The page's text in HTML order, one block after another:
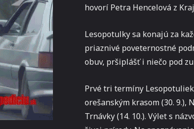
hovorí Petra Hencelová z
Lesopotulky sa konajú za
priaznivé poveternostné
obuv, pršiplášť i niečo pod
Prvé tri termíny
orešanským krasom (30. 9.),
Trnávky (14. 10.). Výlet s